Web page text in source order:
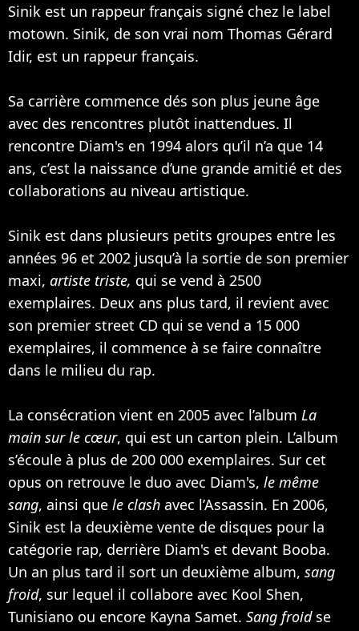
Sinik est un rappeur français signé chez le label
motown. Sinik, de son vrai nom Thomas Gérard
Idir, est un rappeur français.
Sa carrière commence dés son plus jeune âge
avec des rencontres plutôt inattendues. Il
rencontre Diam's en 1994 alors qu’il n’a que 14
ans, c’est la naissance d’une grande amitié et des
collaborations au niveau artistique.
Sinik est dans plusieurs petits groupes entre les
années 96 et 2002 jusqu’à la sortie de son premier
maxi, artiste triste, qui se vend à 2500
exemplaires. Deux ans plus tard, il revient avec
son premier street CD qui se vend a 15 000
exemplaires, il commence à se faire connaître
dans le milieu du rap.
La consécration vient en 2005 avec l’album La
main sur le cœur, qui est un carton plein. L’album
s’écoule à plus de 200 000 exemplaires. Sur cet
opus on retrouve le duo avec Diam's, le même
sang, ainsi que le clash avec l’Assassin. En 2006,
Sinik est la deuxième vente de disques pour la
catégorie rap, derrière Diam's et devant Booba.
Un an plus tard il sort un deuxième album, sang
froid, sur lequel il collabore avec Kool Shen,
Tunisiano ou encore Kayna Samet. Sang froidse